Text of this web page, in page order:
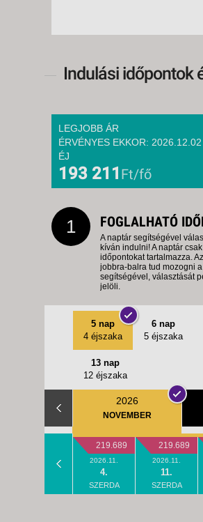
Indulási időpontok
LEGJOBB ÁR
ÉRVÉNYES EKKOR:
ÉJ
193 211 Ft/fő
1 FOGLALHATÓ
A naptár segítségével
kíván indulni! A naptár
időpontokat tartalmazza.
jobbra-balra tud mozogni
segítségével, választását
jelöli.
5 nap
4 éjszaka
6 nap
5 éjszaka
13 nap
12 éjszaka
2026
NOVEMBER
219.689
2026.11.
4.
SZERDA
219.689
2026.11.
11.
SZERDA